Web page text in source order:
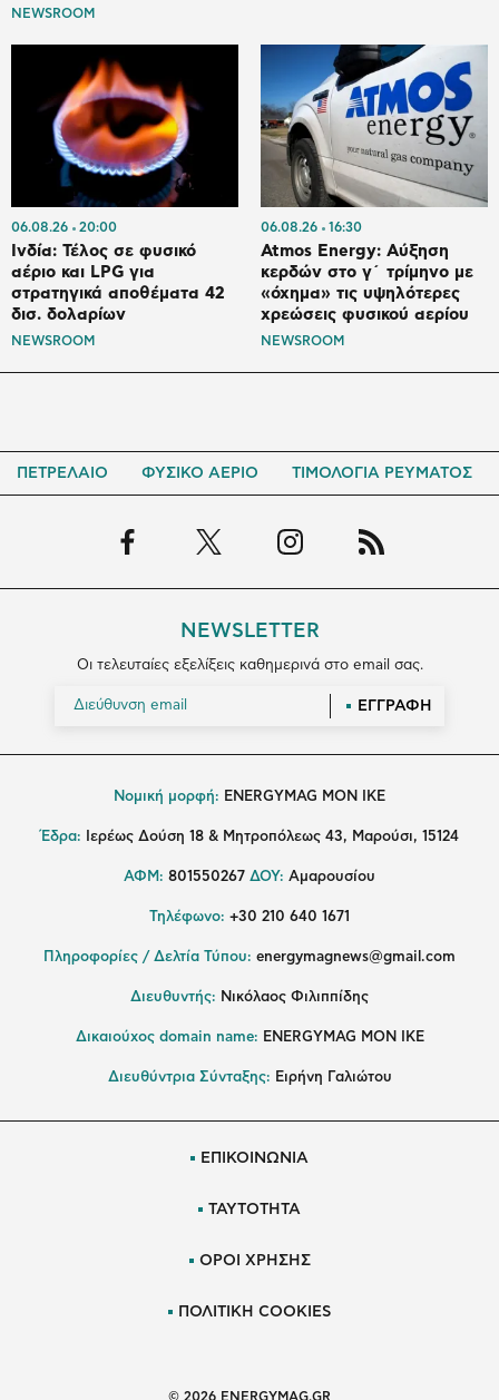
NEWSROOM
06.08.26 20:00
Ινδία: Τέλος σε φυσικό
αέριο και LPG για
στρατηγικά αποθέματα 42
δισ. δολαρίων
NEWSROOM
06.08.26 16:30
Atmos Energy: Αύξηση
κερδών στο γ΄ τρίμηνο με
«όχημα» τις υψηλότερες
χρεώσεις φυσικού αερίου
NEWSROOM
ΠΕΤΡΕΛΑΙΟ ΦΥΣΙΚΟ ΑΕΡΙΟ ΤΙΜΟΛΟΓΙΑ ΡΕΥΜΑΤΟΣ
NEWSLETTER
Οι τελευταίες εξελίξεις καθημερινά στο email σας.
ΕΓΓΡΑΦΗ
Νομική μορφή: ENERGYMAG MON IKE
Έδρα: Ιερέως Δούση 18 & Μητροπόλεως 43, Μαρούσι, 15124
ΑΦΜ: 801550267 ΔΟΥ: Αμαρουσίου
Τηλέφωνο: +30 210 640 1671
Πληροφορίες / Δελτία Τύπου: energymagnews@gmail.com
Διευθυντής: Νικόλαος Φιλιππίδης
Δικαιούχος domain name: ENERGYMAG ΜΟΝ ΙΚΕ
Διευθύντρια Σύνταξης: Ειρήνη Γαλιώτου
ΕΠΙΚΟΙΝΩΝΙΑ
ΤΑΥΤΟΤΗΤΑ
ΟΡΟΙ ΧΡΗΣΗΣ
ΠΟΛΙΤΙΚΗ COOKIES
© 2026 ENERGYMAG.GR